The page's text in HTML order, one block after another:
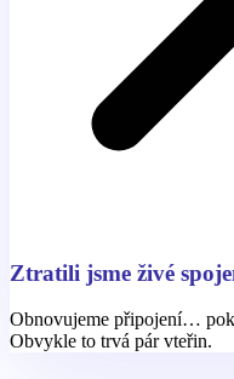
Ztratili jsme živé
Obnovujeme připojení…
Obvykle to trvá pár vteřin.